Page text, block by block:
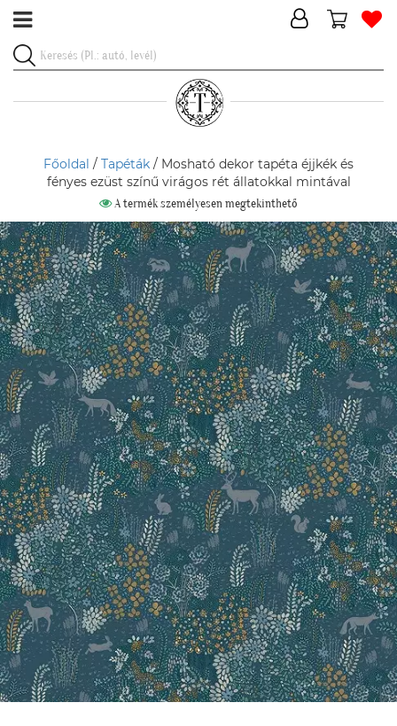
Főoldal / Tapéták / Mosható dekor tapéta éjjkék és
fényes ezüst színű virágos rét állatokkal mintával
A termék személyesen megtekinthető